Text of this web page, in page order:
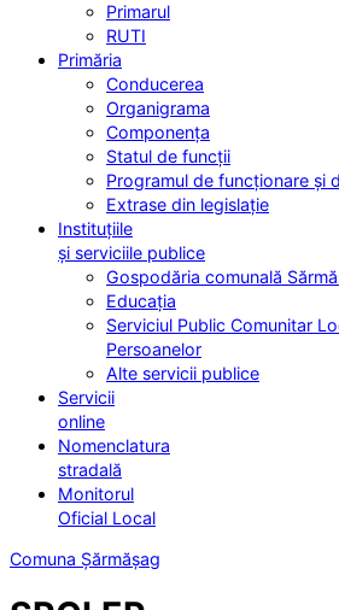
Primarul
RUTI
Primăria
Conducerea
Organigrama
Componența
Statul de funcții
Programul de funcționare și
Extrase din legislație
Instituțiile
și serviciile publice
Gospodăria comunală
Educația
Serviciul Public Comunitar
Persoanelor
Alte servicii publice
Servicii
online
Nomenclatura
stradală
Monitorul
Oficial Local
Comuna Șărmășag